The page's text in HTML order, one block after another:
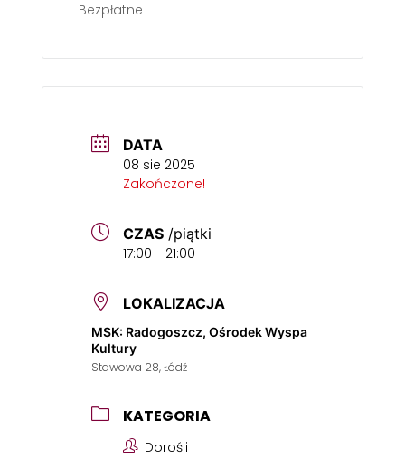
Bezpłatne
DATA
08 sie 2025
Zakończone!
CZAS /piątki
17:00 - 21:00
LOKALIZACJA
MSK: Radogoszcz, Ośrodek Wyspa
Kultury
Stawowa 28, Łódź
KATEGORIA
Dorośli